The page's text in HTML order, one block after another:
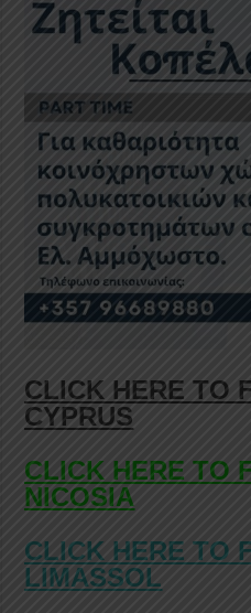
CLICK HERE TO
CYPRUS
CLICK HERE TO
NICOSIA
CLICK HERE TO
LIMASSOL